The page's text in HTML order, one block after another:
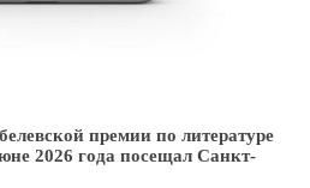
премии по литературе
2026 года посещал Санкт-